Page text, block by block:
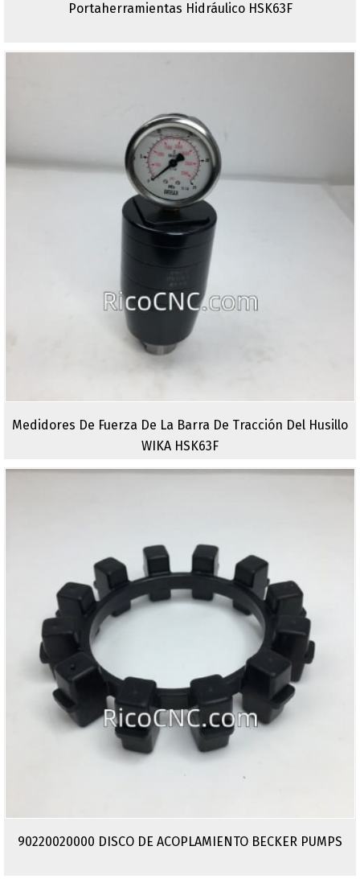
Portaherramientas Hidráulico HSK63F
Medidores De Fuerza De La Barra De Tracción Del Husillo
WIKA HSK63F
90220020000 DISCO DE ACOPLAMIENTO BECKER PUMPS